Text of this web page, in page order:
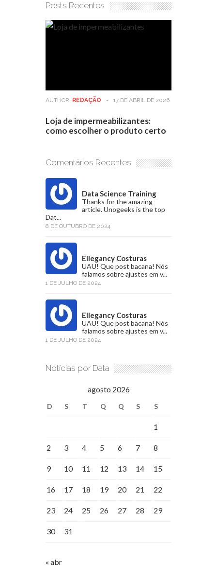
Posts Recentes
AUTHOR: REDAÇÃO - 17 DE ABRIL DE 2026
Loja de impermeabilizantes:
como escolher o produto certo
Comentários Recentes
Data Science Training
Thanks for the amazing
article. Unogeeks is the top
Dat...
8 DE OUTUBRO DE 2024
Ellegancy Costuras
UAU! Que post bacana! Nós
falamos sobre ajustes em v...
1 DE JULHO DE 2024
Ellegancy Costuras
UAU! Que post bacana! Nós
falamos sobre ajustes em v...
1 DE JULHO DE 2024
Notícias por Data
agosto 2026
D S T Q Q S S
1
2 3 4 5 6 7 8
9 10 11 12 13 14 15
16 17 18 19 20 21 22
23 24 25 26 27 28 29
30 31
« abr